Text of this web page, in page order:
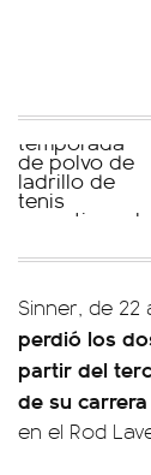
Sinner, de
perdió los
partir del
de su
en el Rod